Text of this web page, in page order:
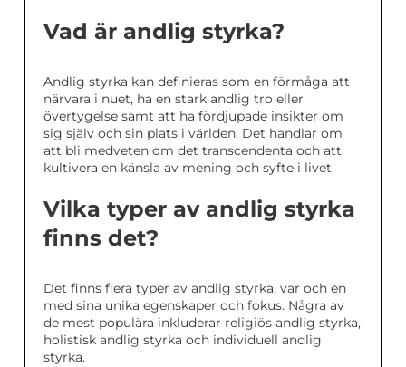
Vad är andlig styrka?
Andlig styrka kan definieras som en förmåga att
närvara i nuet, ha en stark andlig tro eller
övertygelse samt att ha fördjupade insikter om
sig själv och sin plats i världen. Det handlar om
att bli medveten om det transcendenta och att
kultivera en känsla av mening och syfte i livet.
Vilka typer av andlig styrka
finns det?
Det finns flera typer av andlig styrka, var och en
med sina unika egenskaper och fokus. Några av
de mest populära inkluderar religiös andlig styrka,
holistisk andlig styrka och individuell andlig
styrka.